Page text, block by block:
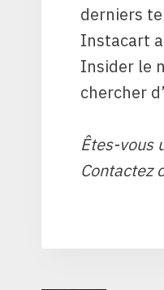
derniers
Instacart
Insider le
chercher
Êtes-vous
Contactez